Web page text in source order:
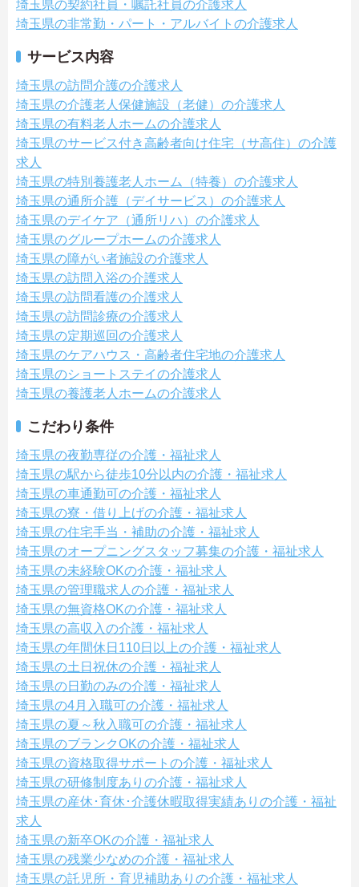
埼玉県の契約社員・嘱託社員の介護求人
埼玉県の非常勤・パート・アルバイトの介護求人
サービス内容
埼玉県の訪問介護の介護求人
埼玉県の介護老人保健施設（老健）の介護求人
埼玉県の有料老人ホームの介護求人
埼玉県のサービス付き高齢者向け住宅（サ高住）の介護
求人
埼玉県の特別養護老人ホーム（特養）の介護求人
埼玉県の通所介護（デイサービス）の介護求人
埼玉県のデイケア（通所リハ）の介護求人
埼玉県のグループホームの介護求人
埼玉県の障がい者施設の介護求人
埼玉県の訪問入浴の介護求人
埼玉県の訪問看護の介護求人
埼玉県の訪問診療の介護求人
埼玉県の定期巡回の介護求人
埼玉県のケアハウス・高齢者住宅地の介護求人
埼玉県のショートステイの介護求人
埼玉県の養護老人ホームの介護求人
こだわり条件
埼玉県の夜勤専従の介護・福祉求人
埼玉県の駅から徒歩10分以内の介護・福祉求人
埼玉県の車通勤可の介護・福祉求人
埼玉県の寮・借り上げの介護・福祉求人
埼玉県の住宅手当・補助の介護・福祉求人
埼玉県のオープニングスタッフ募集の介護・福祉求人
埼玉県の未経験OKの介護・福祉求人
埼玉県の管理職求人の介護・福祉求人
埼玉県の無資格OKの介護・福祉求人
埼玉県の高収入の介護・福祉求人
埼玉県の年間休日110日以上の介護・福祉求人
埼玉県の土日祝休の介護・福祉求人
埼玉県の日勤のみの介護・福祉求人
埼玉県の4月入職可の介護・福祉求人
埼玉県の夏～秋入職可の介護・福祉求人
埼玉県のブランクOKの介護・福祉求人
埼玉県の資格取得サポートの介護・福祉求人
埼玉県の研修制度ありの介護・福祉求人
埼玉県の産休･育休･介護休暇取得実績ありの介護・福祉
求人
埼玉県の新卒OKの介護・福祉求人
埼玉県の残業少なめの介護・福祉求人
埼玉県の託児所・育児補助ありの介護・福祉求人